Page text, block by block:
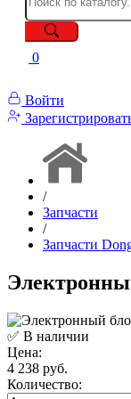
0
Войти
/
Запчасти
/
Запчасти
✅ В наличии
Цена:
4 238 руб.
Количество: